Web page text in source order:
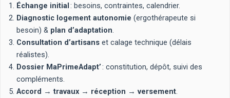
Échange initial: besoins, contraintes, calendrier.
Diagnostic logement autonomie (ergothérapeute si
besoin) & plan d’adaptation.
Consultation d’artisanset calage technique (délais
réalistes).
Dossier MaPrimeAdapt’: constitution, dépôt, suivi des
compléments.
Accord →travaux→ réception → versement.